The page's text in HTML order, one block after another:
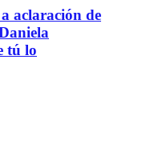
aclaración de
tú lo